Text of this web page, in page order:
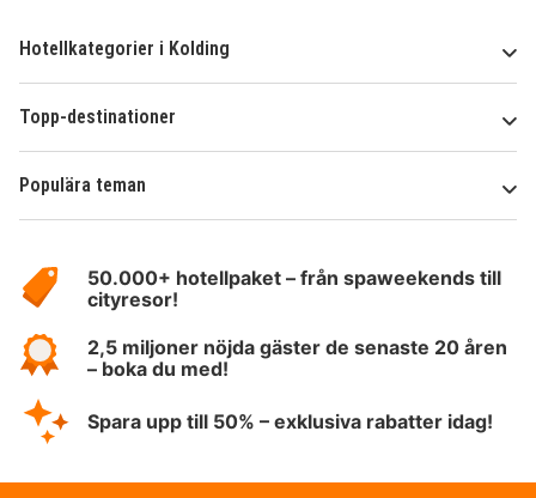
Hotellkategorier i Kolding
Topp-destinationer
Populära teman
HotelSpecials50.000+ hotellpaket – från spaweekends till
cityresor!
2,5 miljoner nöjda gäster de senaste 20 åren
– boka du med!
Spara upp till 50% – exklusiva rabatter idag!